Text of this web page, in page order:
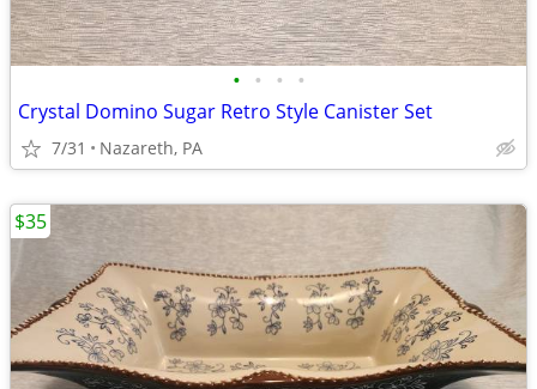
• • • •
Crystal Domino Sugar Retro Style Canister Set
7/31 Nazareth, PA
$35